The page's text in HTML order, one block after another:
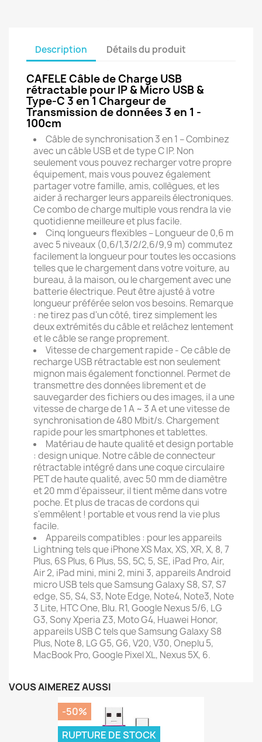
Description Détails du produit
CAFELE Câble de Charge USB
rétractable pour IP & Micro USB &
Type-C 3 en 1 Chargeur de
Transmission de données 3 en 1 -
100cm
Câble de synchronisation 3 en 1 – Combinez
avec un câble USB et de type C IP. Non
seulement vous pouvez recharger votre propre
équipement, mais vous pouvez également
partager votre famille, amis, collègues, et les
aider à recharger leurs appareils électroniques.
Ce combo de charge multiple vous rendra la vie
quotidienne meilleure et plus facile.
Cinq longueurs flexibles – Longueur de 0,6 m
avec 5 niveaux (0,6/1,3/2/2,6/9,9 m) commutez
facilement la longueur pour toutes les occasions
telles que le chargement dans votre voiture, au
bureau, à la maison, ou le chargement avec une
batterie électrique. Peut être ajusté à votre
longueur préférée selon vos besoins. Remarque
: ne tirez pas d'un côté, tirez simplement les
deux extrémités du câble et relâchez lentement
et le câble se range proprement.
Vitesse de chargement rapide - Ce câble de
recharge USB rétractable est non seulement
mignon mais également fonctionnel. Permet de
transmettre des données librement et de
sauvegarder des fichiers ou des images, il a une
vitesse de charge de 1 A ~ 3 A et une vitesse de
synchronisation de 480 Mbit/s. Chargement
rapide pour les smartphones et tablettes.
Matériau de haute qualité et design portable
: design unique. Notre câble de connecteur
rétractable intégré dans une coque circulaire
PET de haute qualité, avec 50 mm de diamètre
et 20 mm d'épaisseur, il tient même dans votre
poche. Et plus de tracas de cordons qui
s'emmêlent ! portable et vous rend la vie plus
facile.
Appareils compatibles : pour les appareils
Lightning tels que iPhone XS Max, XS, XR, X, 8, 7
Plus, 6S Plus, 6 Plus, 5S, 5C, 5, SE, iPad Pro, Air,
Air 2, iPad mini, mini 2, mini 3, appareils Android
micro USB tels que Samsung Galaxy S8, S7, S7
edge, S5, S4, S3, Note Edge, Note4, Note3, Note
3 Lite, HTC One, Blu. R1, Google Nexus 5/6, LG
G3, Sony Xperia Z3, Moto G4, Huawei Honor,
appareils USB C tels que Samsung Galaxy S8
Plus, Note 8, LG G5, G6, V20, V30, Oneplu 5,
MacBook Pro, Google Pixel XL, Nexus 5X, 6.
VOUS AIMEREZ AUSSI
-50%
RUPTURE DE STOCK